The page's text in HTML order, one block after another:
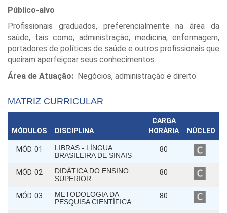
Público-alvo
Profissionais graduados, preferencialmente na área da
saúde, tais como, administração, medicina, enfermagem,
portadores de políticas de saúde e outros profissionais que
queiram aperfeiçoar seus conhecimentos.
Área de Atuação: Negócios, administração e direito
MATRIZ CURRICULAR
MÓDULOS DISCIPLINA
CARGA
HORÁRIA
NÚCLEO
MÓD. 01
LIBRAS - LÍNGUA
BRASILEIRA DE SINAIS
80
MÓD. 02
DIDÁTICA DO ENSINO
SUPERIOR
80
MÓD. 03
METODOLOGIA DA
PESQUISA CIENTÍFICA
80